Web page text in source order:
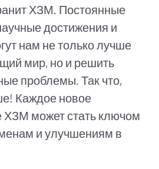
ХЗМ. Постоянные
достижения и
нам не только лучше
мир, но и решить
проблемы. Так что,
Каждое новое
ХЗМ может стать ключом
и улучшениям в